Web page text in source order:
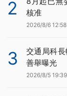
2
核准
2026/8/6 12:58
3
交通局科
善舉曝光
2026/8/5 19:39